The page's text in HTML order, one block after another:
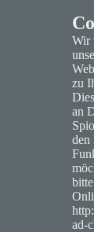
Wir
zu
an
den
ad-